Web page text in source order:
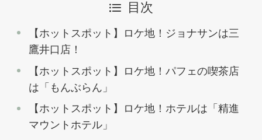
目次
【ホットスポット】ロケ地！ジョナサンは三
鷹井口店！
【ホットスポット】ロケ地！パフェの喫茶店
は「もんぶらん」
【ホットスポット】ロケ地！ホテルは「精進
マウントホテル」